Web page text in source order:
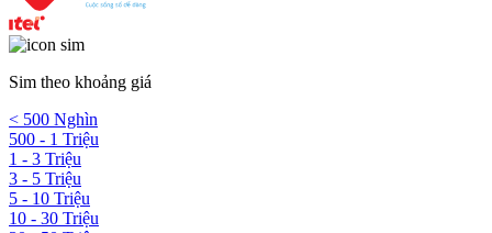
Sim theo khoảng giá
< 500 Nghìn
500 - 1 Triệu
1 - 3 Triệu
3 - 5 Triệu
5 - 10 Triệu
10 - 30 Triệu